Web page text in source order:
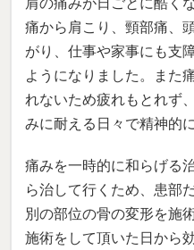
れないため疲れもとれず
みに耐える日々で精神的
痛みを一時的に和らげる
ら治して行くため、患部
別の部位の骨の変形を施
痛みの原因がどこにあり
ずるかなど、きちんと説
ださるので、安心してお